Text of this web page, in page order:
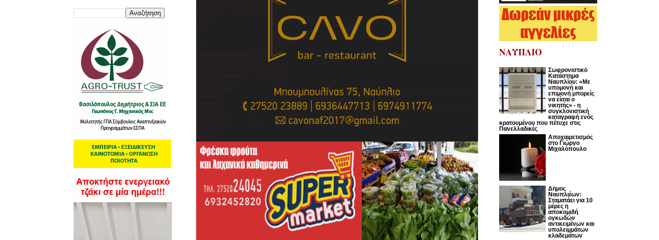
ΝΑΥΠΛΙΟ
Σωφρονιστικό
Κατάστημα
Ναυπλίου: «Με
υπομονή και
επιμονή μπορείς
να είσαι ο
νικητής» - η
συγκλονιστική
καταγραφή ενός
κρατουμένου που πέτυχε στις
Πανελλαδικές
Αποχαιρετισμός
στο Γιώργο
Μιχαλόπουλο
Δήμος
Ναυπλιέων:
Σταματάει για 10
μέρες η
αποκομιδή
ογκωδών
αντικειμένων και
υπολειμμάτων
κλαδεμάτων